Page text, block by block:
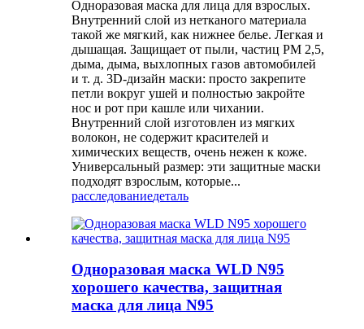
Одноразовая маска для лица для взрослых.
Внутренний слой из нетканого материала
такой же мягкий, как нижнее белье. Легкая и
дышащая. Защищает от пыли, частиц PM 2,5,
дыма, дыма, выхлопных газов автомобилей
и т. д. 3D-дизайн маски: просто закрепите
петли вокруг ушей и полностью закройте
нос и рот при кашле или чихании.
Внутренний слой изготовлен из мягких
волокон, не содержит красителей и
химических веществ, очень нежен к коже.
Универсальный размер: эти защитные маски
подходят взрослым, которые...
расследованиедеталь
Одноразовая маска WLD N95
хорошего качества, защитная
маска для лица N95